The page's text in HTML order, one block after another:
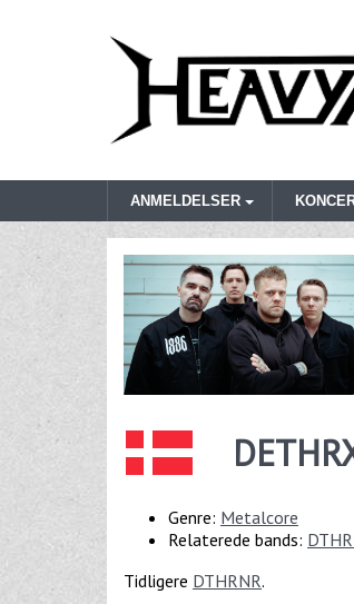
ANMELDELSER
Genre: Metalcore
Relaterede bands:
Tidligere DTHRNR.